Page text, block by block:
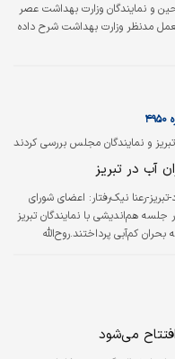
و نمایندگان وزارت بهداشت عصر
مدنظر وزارت بهداشت شرح داده
و نمایندگان مجلس بررسی کردند
آب در تبریز
رعنا نیک‌رفتار: اعضای شورای
جلسه هم‌اندیشی با نمایندگان تبریز
کم‌آبی پرداختند.روح‌الله
اما مشکل اصلی مربوط به رینگ
می‌شود